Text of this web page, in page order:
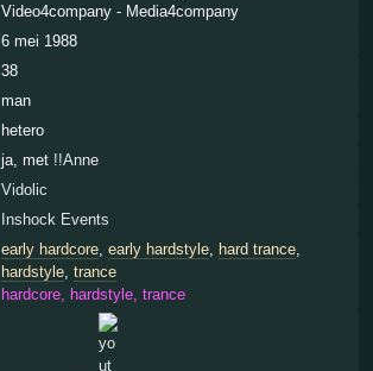
Video4company - Media4company
6 mei 1988
38
man
hetero
ja, met !!Anne
Vidolic
Inshock Events
early hardcore, early hardstyle, hard trance,
hardstyle, trance
hardcore, hardstyle, trance